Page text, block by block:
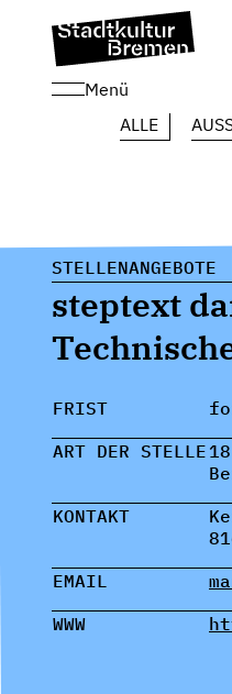
Menü
ALLE
STELLENANGEBOTE
steptext
FRIST
ART DER STELLE
KONTAKT
EMAIL
WWW